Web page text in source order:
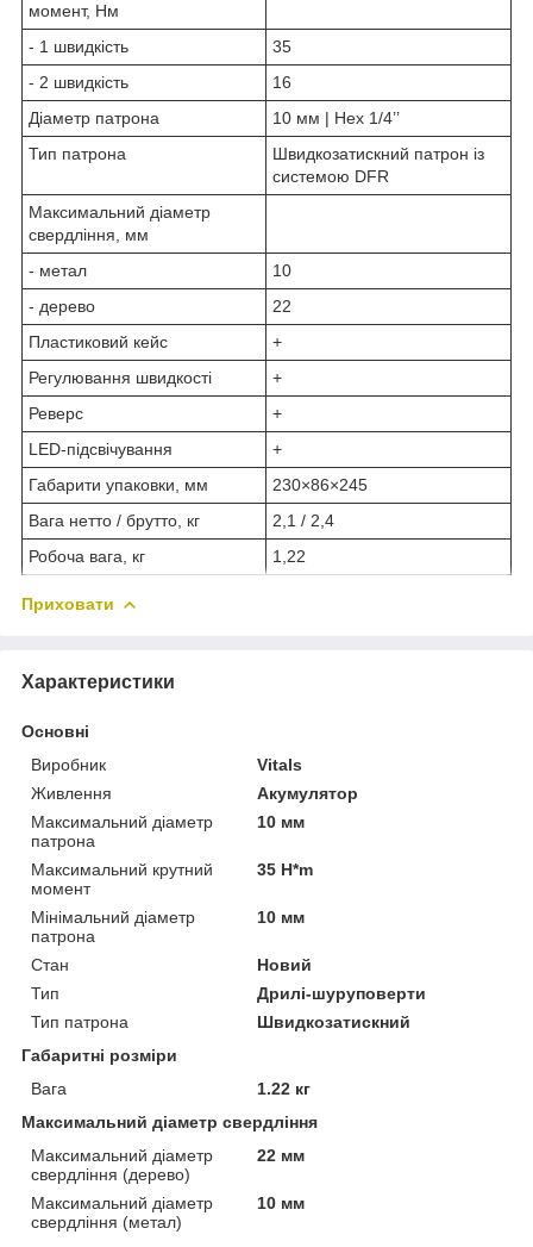
момент, Нм
- 1 швидкість
35
- 2 швидкість
16
Діаметр патрона
10 мм | Hex 1/4’’
Тип патрона
Швидкозатискний патрон із
системою DFR
Максимальний діаметр
свердління, мм
- метал
10
- дерево
22
Пластиковий кейс
+
Регулювання швидкості
+
Реверс
+
LED-підсвічування
+
Габарити упаковки, мм
230×86×245
Вага нетто / брутто, кг
2,1 / 2,4
Робоча вага, кг
1,22
Приховати
Характеристики
Основні
Виробник
Vitals
Живлення
Акумулятор
Максимальний діаметр
патрона
10 мм
Максимальний крутний
момент
35 H*m
Мінімальний діаметр
патрона
10 мм
Стан
Новий
Тип
Дрилі-шуруповерти
Тип патрона
Швидкозатискний
Габаритні розміри
Вага
1.22 кг
Максимальний діаметр свердління
Максимальний діаметр
свердління (дерево)
22 мм
Максимальний діаметр
свердління (метал)
10 мм